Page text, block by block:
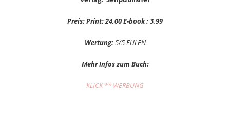
Preis: Print: 24,00 E-book : 3,99
Wertung:5/5 EULEN
Mehr Infos zum Buch:
KLICK ** WERBUNG